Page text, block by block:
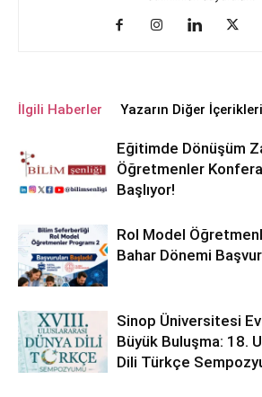
İlgili Haberler Yazarın Diğer İçerikleri
Eğitimde Dönüşüm
Öğretmenler
Başlıyor!
Rol Model
Bahar Dönemi
Sinop Üniversitesi
Büyük Buluşma: 18.
Dili Türkçe